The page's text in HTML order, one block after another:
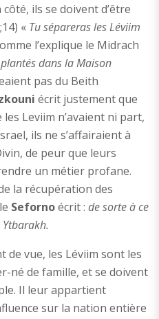
ils se doivent d’être
« Tu sépareras les Léviim
l’explique le Midrach
dans la Maison
pas du Beith
écrit justement que
Leviim n’avaient ni part,
ils ne s’affairaient à
de peur que leurs
un métier profane.
la récupération des
Sefornoécrit : de sorte à ce
de vue, les Léviim sont les
né de famille, et se doivent
Il leur appartient
sur la nation entière